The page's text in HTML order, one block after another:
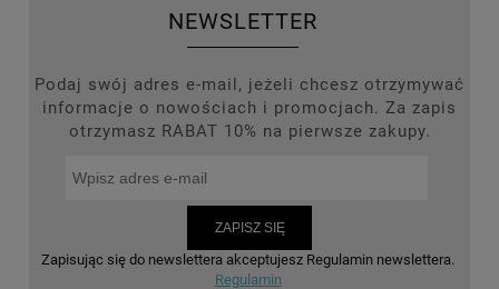
NEWSLETTER
Podaj swój adres e-mail, jeżeli chcesz otrzymywać
informacje o nowościach i promocjach. Za zapis
otrzymasz RABAT 10% na pierwsze zakupy.
ZAPISZ SIĘ
Zapisując się do newslettera akceptujesz Regulamin newslettera.
Regulamin